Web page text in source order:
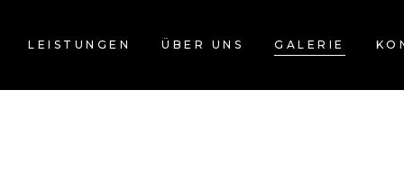
LEISTUNGEN ÜBER UNS GALERIE